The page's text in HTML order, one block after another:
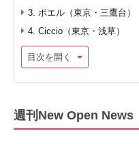
3. ボエル（東京・三鷹台）
4. Ciccio（東京・浅草）
目次を開く
週刊New Open News